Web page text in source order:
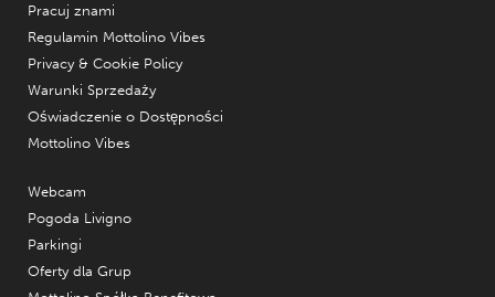
Pracuj znami
Regulamin Mottolino Vibes
Privacy & Cookie Policy
Warunki Sprzedaży
Oświadczenie o Dostępności
Mottolino Vibes
Webcam
Pogoda Livigno
Parkingi
Oferty dla Grup